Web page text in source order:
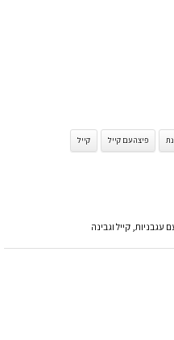
פיצה עם קייל קייל
קייל וגבינה